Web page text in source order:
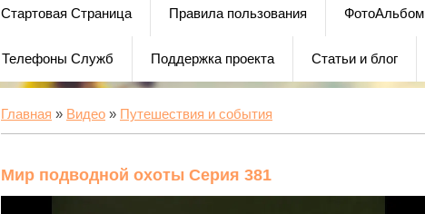
Стартовая Страница Правила пользования ФотоАльбом
Телефоны Служб Поддержка проекта Статьи и блог
Главная » Видео » Путешествия и события
Мир подводной охоты Серия 381